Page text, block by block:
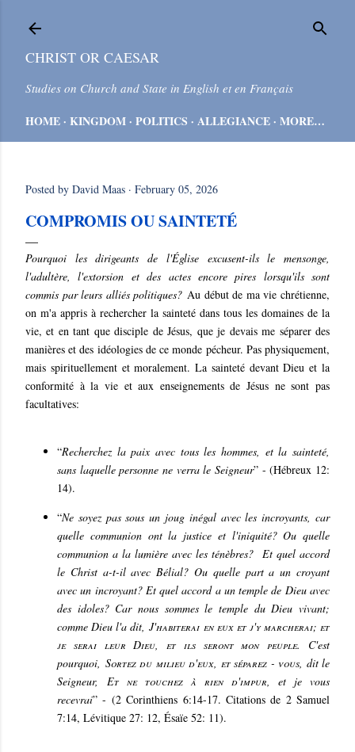
CHRIST OR CAESAR
Studies on Church and State in English et en Français
HOME KINGDOM POLITICS ALLEGIANCE MORE…
Posted by David Maas February 05, 2026
COMPROMIS OU SAINTETÉ
Pourquoi les dirigeants de l'Église excusent-ils le mensonge,
l'adultère, l'extorsion et des actes encore pires lorsqu'ils sont
commis par leurs alliés politiques? Au début de ma vie chrétienne,
on m'a appris à rechercher la sainteté dans tous les domaines de la
vie, et en tant que disciple de Jésus, que je devais me séparer des
manières et des idéologies de ce monde pécheur. Pas physiquement,
mais spirituellement et moralement. La sainteté devant Dieu et la
conformité à la vie et aux enseignements de Jésus ne sont pas
facultatives:
“Recherchez la paix avec tous les hommes, et la sainteté,
sans laquelle personne ne verra le Seigneur” - (Hébreux 12:
14).
“Ne soyez pas sous un joug inégal avec les incroyants, car
quelle communion ont la justice et l'iniquité? Ou quelle
communion a la lumière avec les ténèbres? Et quel accord
le Christ a-t-il avec Bélial? Ou quelle part a un croyant
avec un incroyant? Et quel accord a un temple de Dieu avec
des idoles? Car nous sommes le temple du Dieu vivant;
comme Dieu l'a dit,J'habiterai en eux et j'y marcherai; et
je serai leur Dieu, et ils seront mon peuple. C'est
pourquoi, Sortez du milieu d'eux, et séparez - vous, dit le
Seigneur, Et ne touchez à rien d'impur, et je vous
recevrai” - (2 Corinthiens 6:14-17. Citations de 2 Samuel
7:14, Lévitique 27: 12, Ésaïe 52: 11).